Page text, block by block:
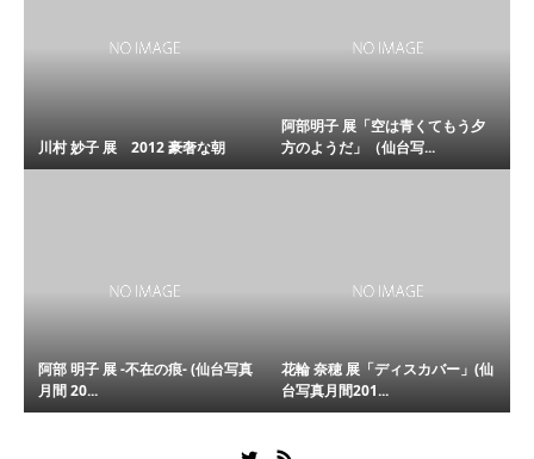
川村 妙子 展 2012 豪奢な朝
阿部明子 展「空は青くてもう夕
方のようだ」（仙台写...
阿部 明子 展 -不在の痕- (仙台写真
月間 20...
花輪 奈穂 展「ディスカバー」(仙
台写真月間201...